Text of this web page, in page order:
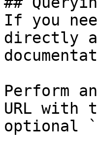
If you
directly
Perform
URL with
optional